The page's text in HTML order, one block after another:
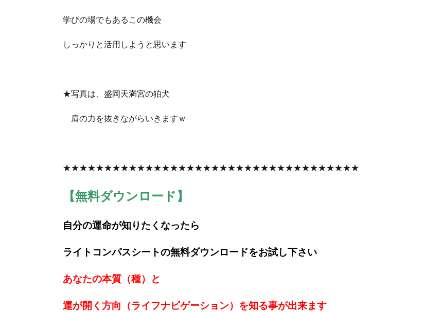
学びの場でもあるこの機会
しっかりと活用しようと思います
★写真は、盛岡天満宮の狛犬
肩の力を抜きながらいきますｗ
★★★★★★★★★★★★★★★★★★★★★★★★★★★★★★★★★★★★
【無料ダウンロード】
自分の運命が知りたくなったら
ライトコンパスシートの無料ダウンロードをお試し下さい
あなたの本質（種）と
運が開く方向（ライフナビゲーション）を知る事が出来ます